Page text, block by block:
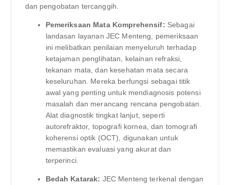
dan pengobatan tercanggih.
Pemeriksaan Mata Komprehensif: Sebagai
landasan layanan JEC Menteng, pemeriksaan
ini melibatkan penilaian menyeluruh terhadap
ketajaman penglihatan, kelainan refraksi,
tekanan mata, dan kesehatan mata secara
keseluruhan. Mereka berfungsi sebagai titik
awal yang penting untuk mendiagnosis potensi
masalah dan merancang rencana pengobatan.
Alat diagnostik tingkat lanjut, seperti
autorefraktor, topografi kornea, dan tomografi
koherensi optik (OCT), digunakan untuk
memastikan evaluasi yang akurat dan
terperinci.
Bedah Katarak: JEC Menteng terkenal dengan